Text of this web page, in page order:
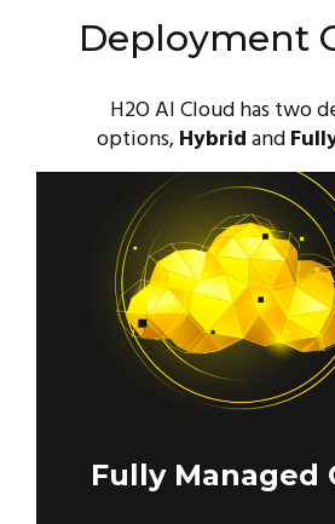
Deployment
H2O AI Cloud has two
options,Hybridand
Fully Managed